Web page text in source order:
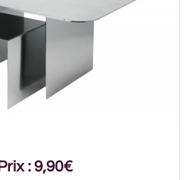
Prix : 9,90€